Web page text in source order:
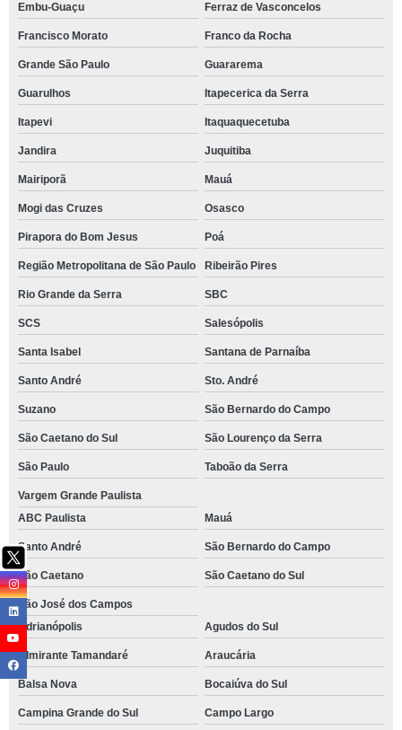
Embu-Guaçu Ferraz de Vasconcelos
Francisco Morato Franco da Rocha
Grande São Paulo Guararema
Guarulhos Itapecerica da Serra
Itapevi Itaquaquecetuba
Jandira Juquitiba
Mairiporã Mauá
Mogi das Cruzes Osasco
Pirapora do Bom Jesus Poá
Região Metropolitana de São Paulo Ribeirão Pires
Rio Grande da Serra SBC
SCS Salesópolis
Santa Isabel Santana de Parnaíba
Santo André Sto. André
Suzano São Bernardo do Campo
São Caetano do Sul São Lourenço da Serra
São Paulo Taboão da Serra
Vargem Grande Paulista
ABC Paulista
Mauá
Santo André São Bernardo do Campo
São Caetano São Caetano do Sul
São José dos Campos
Adrianópolis
Agudos do Sul
Almirante Tamandaré Araucária
Balsa Nova Bocaiúva do Sul
Campina Grande do Sul Campo Largo